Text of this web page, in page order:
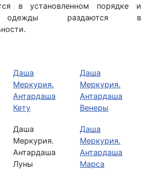
в установленном порядке и
одежды раздаются в
Даша
Меркурия.
Антардаша
Кету
Даша
Меркурия.
Антардаша
Венеры
Даша
Меркурия.
Антардаша
Луны
Даша
Меркурия.
Антардаша
Марса